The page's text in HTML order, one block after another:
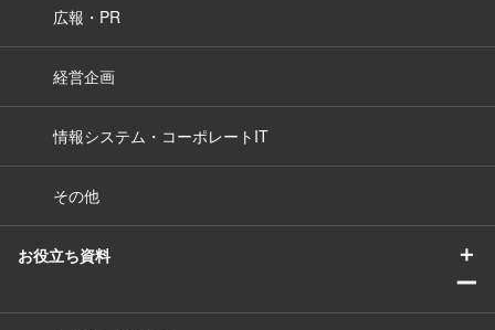
広報・PR
経営企画
情報システム・コーポレートIT
その他
お役立ち資料
＋
ー